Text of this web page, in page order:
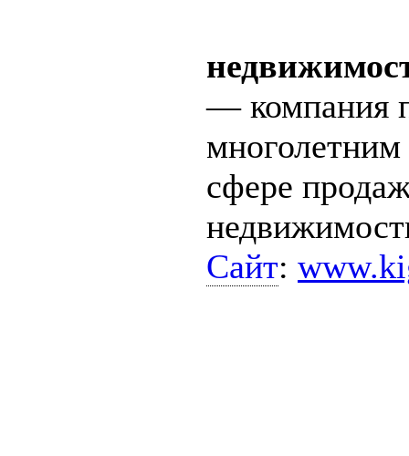
— компания
сфере
Сайт: